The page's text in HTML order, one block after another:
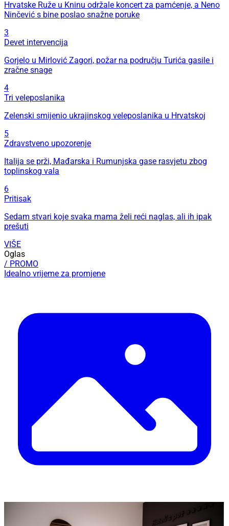
Hrvatske Ruže u Kninu održale koncert za pamćenje, a Neno
Ninčević s bine poslao snažne poruke
3
Devet intervencija
Gorjelo u Mirlović Zagori, požar na području Turića gasile i
zračne snage
4
Tri veleposlanika
Zelenski smijenio ukrajinskog veleposlanika u Hrvatskoj
5
Zdravstveno upozorenje
Italija se prži, Mađarska i Rumunjska gase rasvjetu zbog
toplinskog vala
6
Pritisak
Sedam stvari koje svaka mama želi reći naglas, ali ih ipak
prešuti
VIŠE
Oglas
/ PROMO
Idealno vrijeme za promjene